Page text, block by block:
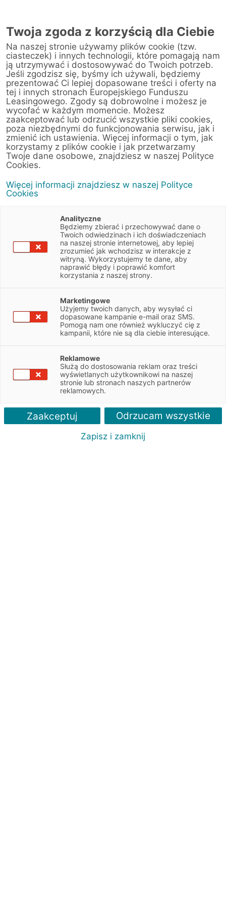
Warsztat
Strona główna/ Obsługa klienta/Centrum Likwidacji Szkód
Dynamica Sp. z o.o. (Rzeszów)
< Powrót do listy placówek
Dynamica Sp. z o.o.
(Rzeszów)
Geodetów 1
35-328 Rzeszów
6811961914
Obsługiwane pojazdy:
Wszystkie
Autoryzacja serwisu:
Wyznacz trasę
Twoja zgoda z korzyścią dla Ciebie
Na naszej stronie używamy plików cookie (tzw.
ciasteczek) i innych technologii, które pomagają nam
ją utrzymywać i dostosowywać do Twoich potrzeb.
Jeśli zgodzisz się, byśmy ich używali, będziemy
prezentować Ci lepiej dopasowane treści i oferty na
tej i innych stronach Europejskiego Funduszu
Leasingowego. Zgody są dobrowolne i możesz je
wycofać w każdym momencie. Możesz
zaakceptować lub odrzucić wszystkie pliki cookies,
poza niezbędnymi do funkcjonowania serwisu, jak i
zmienić ich ustawienia. Więcej informacji o tym, jak
korzystamy z plików cookie i jak przetwarzamy
Twoje dane osobowe, znajdziesz w naszej Polityce
Cookies.
Więcej informacji znajdziesz w naszej Polityce
Cookies
Analityczne
Będziemy zbierać i przechowywać dane o
Twoich odwiedzinach i ich doświadczeniach
na naszej stronie internetowej, aby lepiej
zrozumieć jak wchodzisz w interakcje z
witryną. Wykorzystujemy te dane, aby
naprawić błędy i poprawić komfort
korzystania z naszej strony.
Marketingowe
Użyjemy twoich danych, aby wysyłać ci
dopasowane kampanie e-mail oraz SMS.
Pomogą nam one również wykluczyć cię z
kampanii, które nie są dla ciebie interesujące.
Reklamowe
Służą do dostosowania reklam oraz treści
wyświetlanych użytkownikowi na naszej
stronie lub stronach naszych partnerów
reklamowych.
Zaakceptuj Odrzucam wszystkie
Zapisz i zamknij